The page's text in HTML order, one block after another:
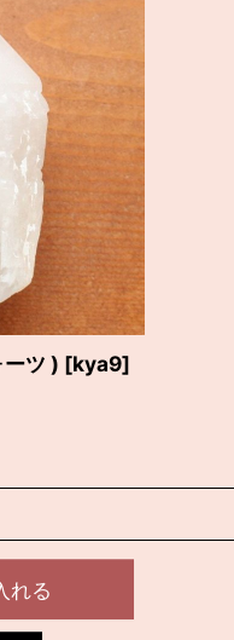
ツ ) [kya9]
れる